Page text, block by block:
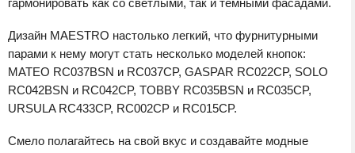
Дизайн MAESTRO настолько легкий, что фурнитурными
парами к нему могут стать несколько моделей кнопок:
MATEO RC037BSN и RC037CP, GASPAR RC022CP, SOLO
RC042BSN и RC042CP, TOBBY RC035BSN и RC035CP,
URSULA RC433CP, RC002CP и RC015CP.
Смело полагайтесь на свой вкус и создавайте модные